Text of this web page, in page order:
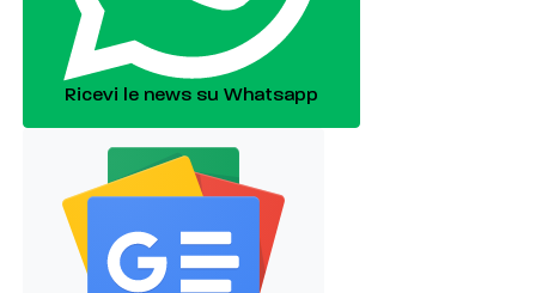
Ricevi le news su Whatsapp